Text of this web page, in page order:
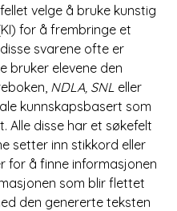
velge å bruke kunstig
for å frembringe et
disse svarene ofte er
bruker elevene den
NDLA, SNL eller
kunnskapsbasert som
Alle disse har et søkefelt
setter inn stikkord eller
for å finne informasjonen
som blir flettet
den genererte teksten